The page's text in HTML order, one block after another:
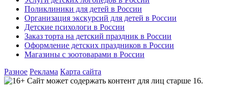
Поликлиники для детей в России
Организация экскурсий для детей в России
Детские психологи в России
Заказ торта на детский праздник в России
Оформление детских праздников в России
Магазины с зоотоварами в России
Разное Реклама Карта сайта
Сайт может содержать контент для лиц старше 16.